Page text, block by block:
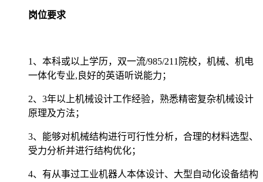
岗位要求
1、本科或以上学历，双一流/985/211院校，机械、机电
一体化专业,良好的英语听说能力；
2、3年以上机械设计工作经验，熟悉精密复杂机械设计
原理及方法；
3、能够对机械结构进行可行性分析，合理的材料选型、
受力分析并进行结构优化；
4、有从事过工业机器人本体设计、大型自动化设备结构